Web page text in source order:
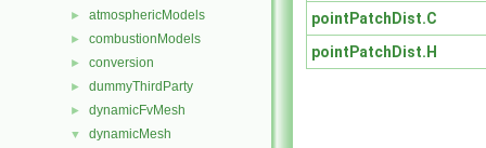
► atmosphericModels
► combustionModels
► conversion
► dummyThirdParty
► dynamicFvMesh
▼ dynamicMesh
pointPatchDist.C
pointPatchDist.H